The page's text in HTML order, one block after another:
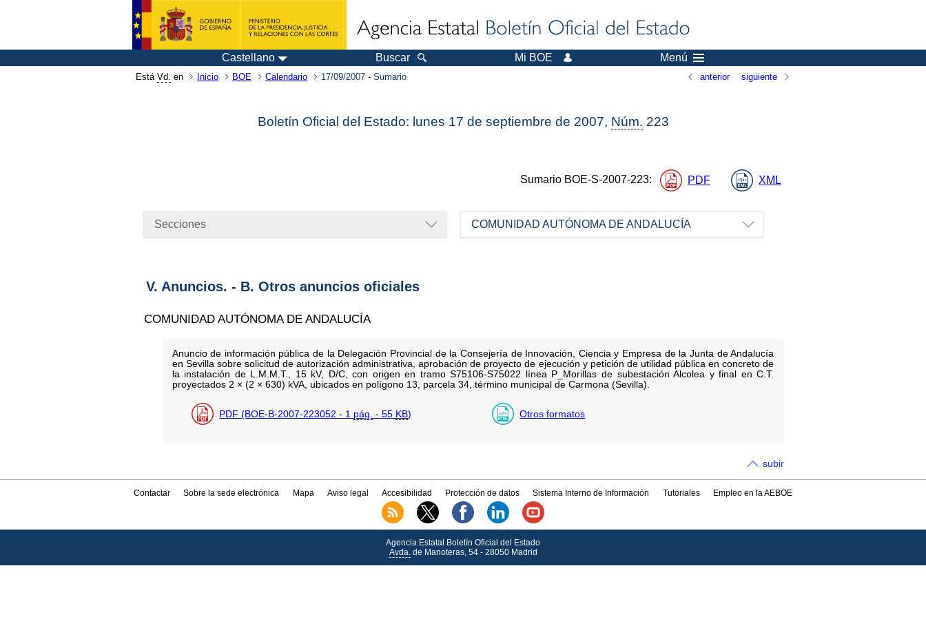
Castellano Buscar Mi BOE Menú
Está Vd. en Inicio BOE Calendario 17/09/2007 - Sumario anterior siguiente
Boletín Oficial del Estado: lunes 17 de septiembre de 2007, Núm. 223
Sumario BOE-S-2007-223: PDF XML
Secciones COMUNIDAD AUTÓNOMA DE ANDALUCÍA
V. Anuncios. - B. Otros anuncios oficiales
COMUNIDAD AUTÓNOMA DE ANDALUCÍA
Anuncio de información pública de la Delegación Provincial de la Consejería de Innovación, Ciencia y Empresa de la Junta de Andalucía
en Sevilla sobre solicitud de autorización administrativa, aprobación de proyecto de ejecución y petición de utilidad pública en concreto de
la instalación de L.M.M.T., 15 kV, D/C, con origen en tramo S75106-S75022 línea P_Morillas de subestación Alcolea y final en C.T.
proyectados 2 × (2 × 630) kVA, ubicados en polígono 13, parcela 34, término municipal de Carmona (Sevilla).
PDF (BOE-B-2007-223052 - 1 pág. - 55 KB) Otros formatos
subir
Contactar Sobre la sede electrónica Mapa Aviso legal Accesibilidad Protección de datos Sistema Interno de Información Tutoriales Empleo en la AEBOE
Agencia Estatal Boletín Oficial del Estado
Avda. de Manoteras, 54 - 28050 Madrid